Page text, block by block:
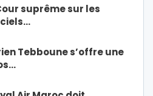
suprême sur les
Tebboune s’offre une